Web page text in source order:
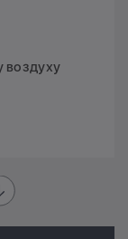
воздуху